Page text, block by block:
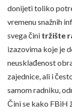
donijeti toliko
vremenu snažnih
svega čini tržište
izazovima koje je
neusklađenost
zajednice, ali i
samom radniku,
Čini se kako FBiH